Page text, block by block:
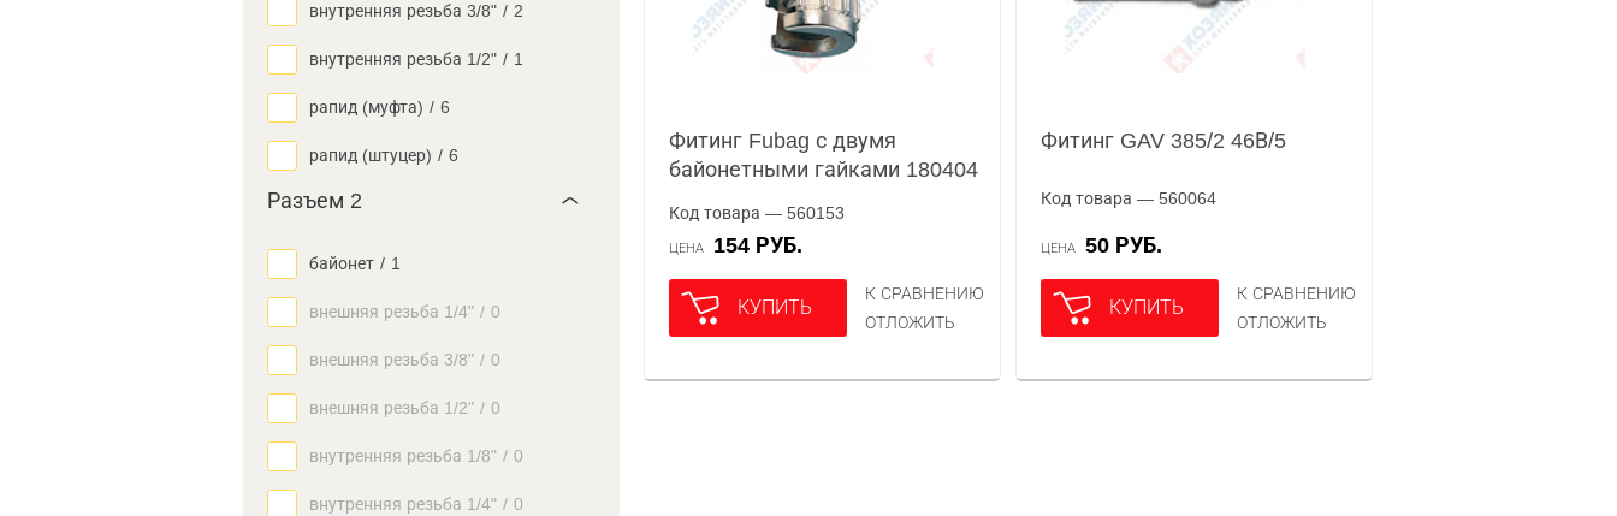
внутренняя резьба 3/8" / 2
внутренняя резьба 1/2" / 1
рапид (муфта) / 6
рапид (штуцер) / 6
Разъем 2
байонет / 1
внешняя резьба 1/4" / 0
внешняя резьба 3/8" / 0
внешняя резьба 1/2" / 0
внутренняя резьба 1/8" / 0
внутренняя резьба 1/4" / 0
Фитинг Fubag с двумя
байонетными гайками 180404
Код товара — 560153
ЦЕНА 154 РУБ.
КУПИТЬ
К СРАВНЕНИЮ
ОТЛОЖИТЬ
Фитинг GAV 385/2 46В/5
Код товара — 560064
ЦЕНА 50 РУБ.
КУПИТЬ
К СРАВНЕНИЮ
ОТЛОЖИТЬ